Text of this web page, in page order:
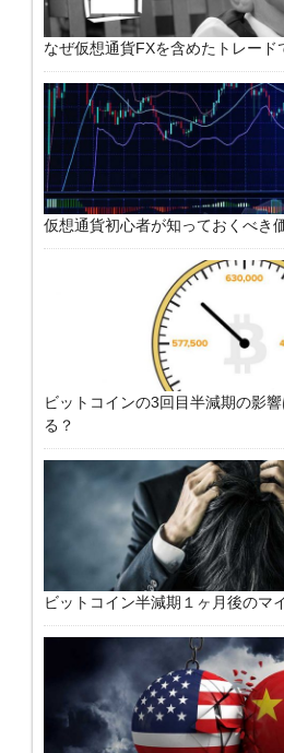
なぜ仮想通貨FXを含めたトレード
仮想通貨初心者が知っておくべき
ビットコインの3回目半減期の影
る？
ビットコイン半減期１ヶ月後のマ